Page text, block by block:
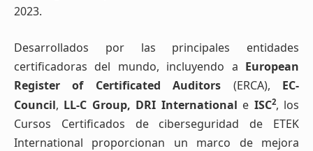
2023.
Desarrollados por las principales entidades
certificadoras del mundo, incluyendo a European
Register of Certificated Auditors (ERCA), EC-
Council, LL-C Group, DRI International e ISC2, los
Cursos Certificados de ciberseguridad de ETEK
International proporcionan un marco de mejora